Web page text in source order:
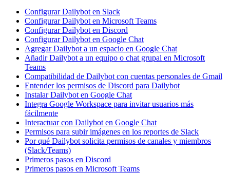
Configurar Dailybot en Slack
Configurar Dailybot en Microsoft Teams
Configurar Dailybot en Discord
Configurar Dailybot en Google Chat
Agregar Dailybot a un espacio en Google Chat
Añadir Dailybot a un equipo o chat grupal en Microsoft
Teams
Compatibilidad de Dailybot con cuentas personales de Gmail
Entender los permisos de Discord para Dailybot
Instalar Dailybot en Google Chat
Integra Google Workspace para invitar usuarios más
fácilmente
Interactuar con Dailybot en Google Chat
Permisos para subir imágenes en los reportes de Slack
Por qué Dailybot solicita permisos de canales y miembros
(Slack/Teams)
Primeros pasos en Discord
Primeros pasos en Microsoft Teams